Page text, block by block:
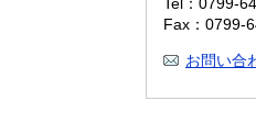
Fax：0799-
お問い合